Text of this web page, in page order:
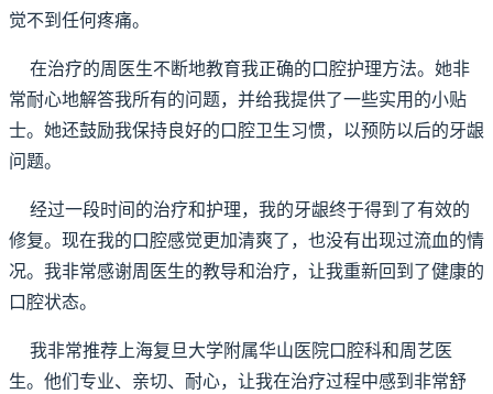
觉不到任何疼痛。
在治疗的周医生不断地教育我正确的口腔护理方法。她非
常耐心地解答我所有的问题，并给我提供了一些实用的小贴
士。她还鼓励我保持良好的口腔卫生习惯，以预防以后的牙龈
问题。
经过一段时间的治疗和护理，我的牙龈终于得到了有效的
修复。现在我的口腔感觉更加清爽了，也没有出现过流血的情
况。我非常感谢周医生的教导和治疗，让我重新回到了健康的
口腔状态。
我非常推荐上海复旦大学附属华山医院口腔科和周艺医
生。他们专业、亲切、耐心，让我在治疗过程中感到非常舒